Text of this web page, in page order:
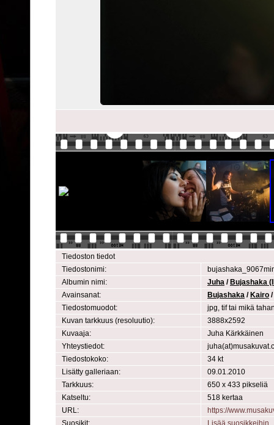
Tiedoston tiedot
Tiedostonimi:
Albumin nimi:
Juha / Bujashaka
Avainsanat:
Bujashaka / Kairo /
Tiedostomuodot:
jpg, tif tai mikä
Kuvan tarkkuus (resoluutio):
3888x2592
Kuvaaja:
Juha Kärkkäinen
Yhteystiedot:
Tiedostokoko:
34 kt
Lisätty galleriaan:
09.01.2010
Tarkkuus:
650 x 433 pikseliä
Katseltu:
518 kertaa
URL:
https://
Suosikit:
Lisää suosikkeihin